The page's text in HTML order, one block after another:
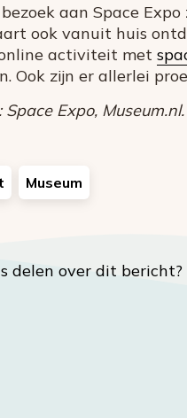
aan Space
ook vanuit huis
activiteit met
Ook zijn er allerlei
Space Expo,
Museum
delen over dit bericht?